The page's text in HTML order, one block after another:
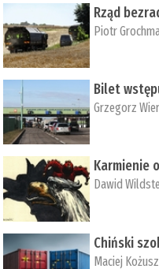
Rząd
Piotr
Bilet
Grzegorz
Karmienie
Dawid
Chiński
Maciej